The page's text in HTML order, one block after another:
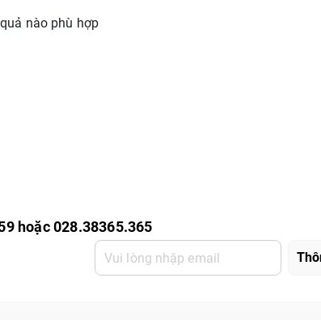
nào phù hợp
hoặc 028.38365.365